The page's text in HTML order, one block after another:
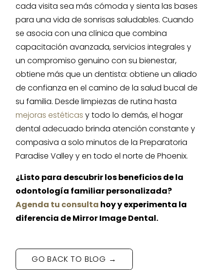
cada visita sea más cómoda y sienta las bases
para una vida de sonrisas saludables. Cuando
se asocia con una clínica que combina
capacitación avanzada, servicios integrales y
un compromiso genuino con su bienestar,
obtiene más que un dentista: obtiene un aliado
de confianza en el camino de la salud bucal de
su familia. Desde limpiezas de rutina hasta
mejoras estéticas y todo lo demás, el hogar
dental adecuado brinda atención constante y
compasiva a solo minutos de la Preparatoria
Paradise Valley y en todo el norte de Phoenix.
¿Listo para descubrir los beneficios de la
odontología familiar personalizada?
Agenda tu consulta hoy y experimenta la
diferencia de Mirror Image Dental.
GO BACK TO BLOG →